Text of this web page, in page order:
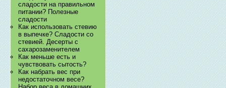
сладости на правильном
питании? Полезные
сладости
Как использовать стевию
в выпечке? Сладости со
стевией. Десерты с
сахарозаменителем
Как меньше есть и
чувствовать сытость?
Как набрать вес при
недостаточном весе?